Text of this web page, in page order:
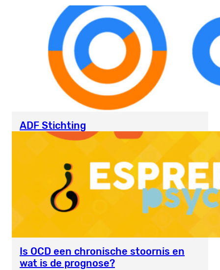
ADF Stichting
Is OCD een chronische stoornis en
wat is de prognose?